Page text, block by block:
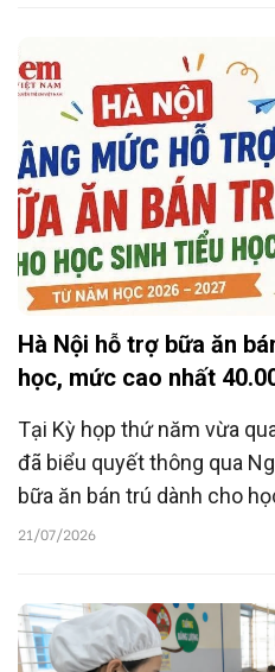
xuất của thành phố.
Hà Nội hỗ trợ bữa ăn
học, mức cao nhất
Tại Kỳ họp thứ năm vừa
đã biểu quyết thông qua
bữa ăn bán trú dành cho
địa bàn, chính thức áp
21/07/2026